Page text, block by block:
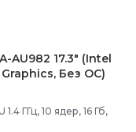
AU982 17.3" (Intel
Graphics, Без ОС)
ГГц, 10 ядер, 16 Гб,